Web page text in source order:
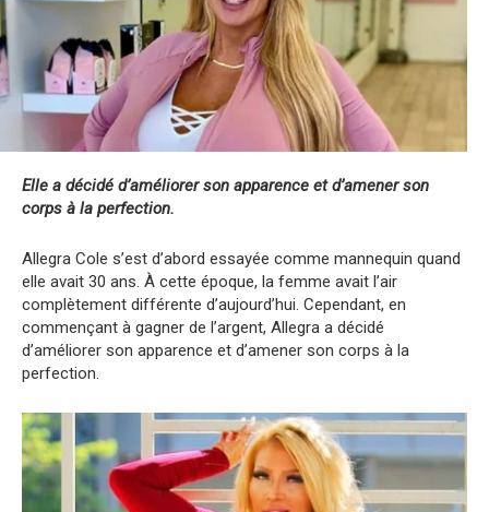
Elle a décidé d’améliorer son apparence et d’amener son
corps à la perfection.
Allegra Cole s’est d’abord essayée comme mannequin quand
elle avait 30 ans. À cette époque, la femme avait l’air
complètement différente d’aujourd’hui. Cependant, en
commençant à gagner de l’argent, Allegra a décidé
d’améliorer son apparence et d’amener son corps à la
perfection.